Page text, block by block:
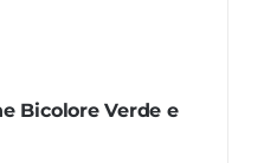
Bicolore Verde e